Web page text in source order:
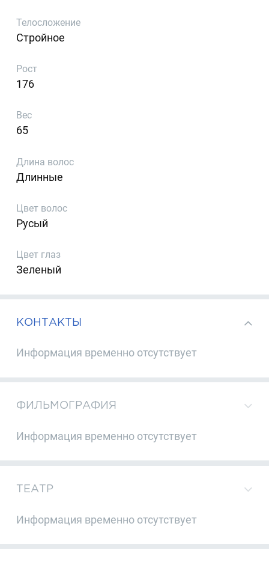
Телосложение
Стройное
Рост
176
Вес
65
Длина волос
Длинные
Цвет волос
Русый
Цвет глаз
Зеленый
КОНТАКТЫ
Информация временно отсутствует
ФИЛЬМОГРАФИЯ
Информация временно отсутствует
ТЕАТР
Информация временно отсутствует